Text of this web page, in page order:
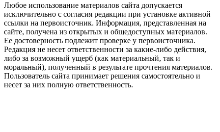
Любое использование материалов сайта допускается
исключительно с согласия редакции при установке активной
ссылки на первоисточник. Информация, представленная на
сайте, получена из открытых и общедоступных материалов.
Ее достоверность подлежит проверке у первоисточника.
Редакция не несет ответственности за какие-либо действия,
либо за возможный ущерб (как материальный, так и
моральный), полученный в результате прочтения материалов.
Пользователь сайта принимает решения самостоятельно и
несет за них полную ответственность.